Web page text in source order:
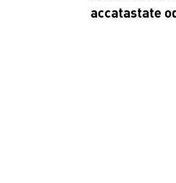
accatastate